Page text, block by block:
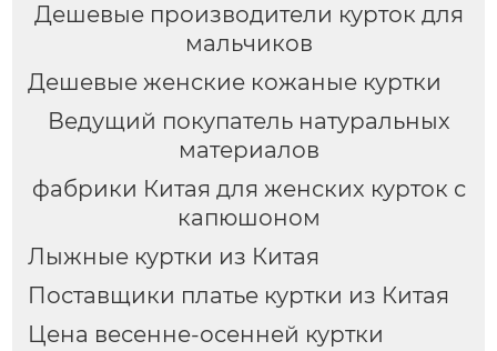
Дешевые производители курток для
мальчиков
Дешевые женские кожаные куртки
Ведущий покупатель натуральных
материалов
фабрики Китая для женских курток с
капюшоном
Лыжные куртки из Китая
Поставщики платье куртки из Китая
Цена весенне-осенней куртки